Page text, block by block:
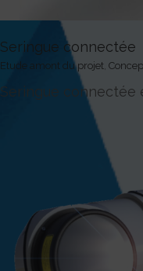
Seringue connectée
Etude amont du projet,
Seringue connectée